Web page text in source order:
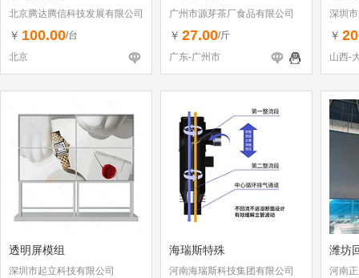
北京腾达腾信科技发展有限公司
￥ 100.00/台
北京
广州市源芽茶厂食品有限公司
￥ 27.00/斤
广东-广州市
深圳
（个
￥
山西-
透明屏模组
深圳市起立科技有限公司
海瑞斯特殊
河南海瑞斯科技集团有限公司
潍坊
河南